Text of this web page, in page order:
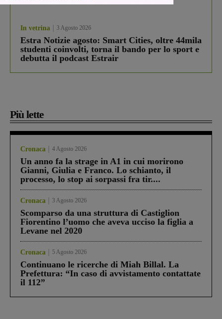
In vetrina 3 Agosto 2026
Estra Notizie agosto: Smart Cities, oltre 44mila
studenti coinvolti, torna il bando per lo sport e
debutta il podcast Estrair
Più lette
Cronaca 4 Agosto 2026
Un anno fa la strage in A1 in cui morirono
Gianni, Giulia e Franco. Lo schianto, il
processo, lo stop ai sorpassi fra tir....
Cronaca 3 Agosto 2026
Scomparso da una struttura di Castiglion
Fiorentino l’uomo che aveva ucciso la figlia a
Levane nel 2020
Cronaca 5 Agosto 2026
Continuano le ricerche di Miah Billal. La
Prefettura: “In caso di avvistamento contattate
il 112”